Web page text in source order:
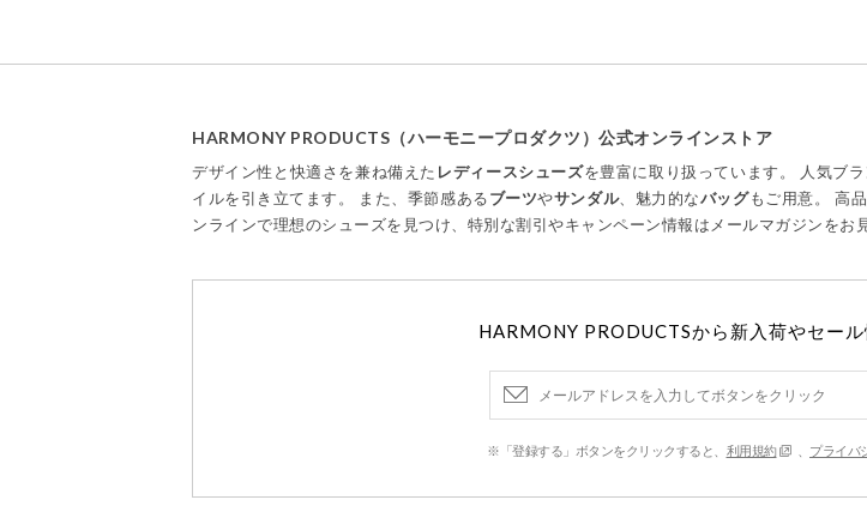
HARMONY PRODUCTS（ハーモニープロダクツ）公式オンラインストア
デザイン性と快適さを兼ね備えた レディースシューズを豊富に取り扱っています。 人気ブ
イルを引き立てます。 また、季節感あるブーツやサンダル、魅力的なバッグもご用意。 高
ンラインで理想のシューズを見つけ、特別な割引やキャンペーン情報はメールマガジンをお
HARMONY PRODUCTSから新入荷やセー
※「登録する」ボタンをクリックすると、 利用規約 プライバ